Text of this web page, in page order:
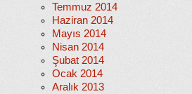
Temmuz 2014
Haziran 2014
Mayıs 2014
Nisan 2014
Şubat 2014
Ocak 2014
Aralık 2013